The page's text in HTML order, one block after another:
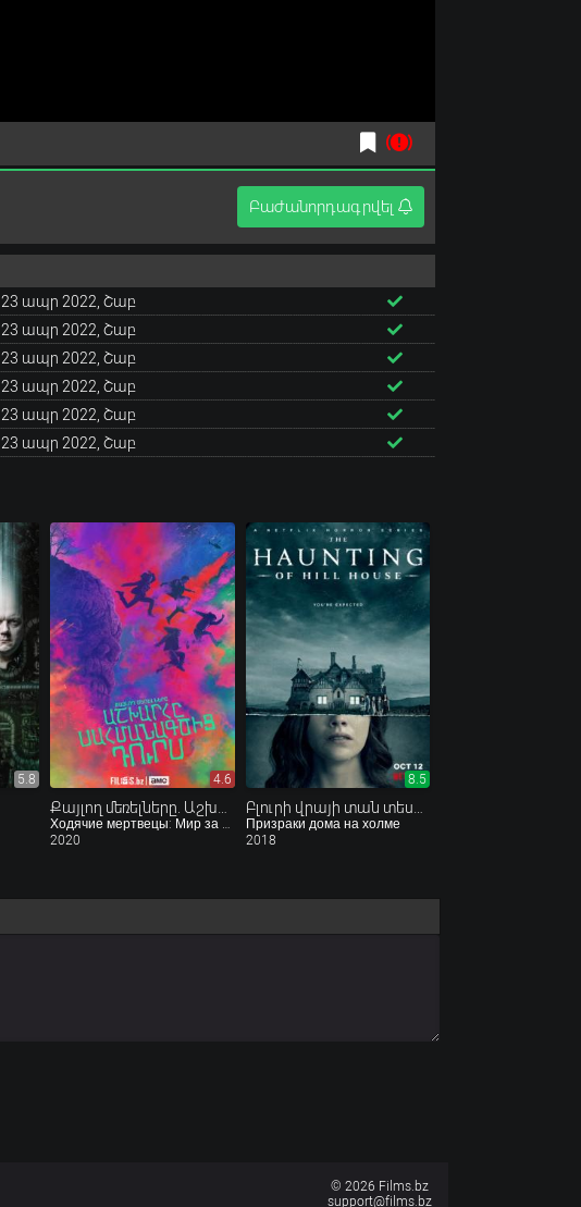
Բաժանորդագրվել
23 ապր 2022, Շաբ
23 ապր 2022, Շաբ
23 ապր 2022, Շաբ
23 ապր 2022, Շաբ
23 ապր 2022, Շաբ
23 ապր 2022, Շաբ
5.8 4.6
2020
8.5
Призраки дома на холме
2018
© 2026 Films.bz
support@films.bz